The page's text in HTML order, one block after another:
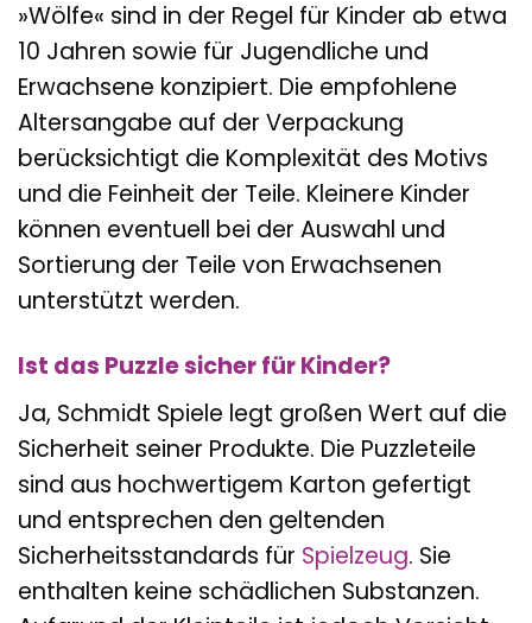
»Wölfe« sind in der Regel für Kinder ab etwa
10 Jahren sowie für Jugendliche und
Erwachsene konzipiert. Die empfohlene
Altersangabe auf der Verpackung
berücksichtigt die Komplexität des Motivs
und die Feinheit der Teile. Kleinere Kinder
können eventuell bei der Auswahl und
Sortierung der Teile von Erwachsenen
unterstützt werden.
Ist das Puzzle sicher für Kinder?
Ja, Schmidt Spiele legt großen Wert auf die
Sicherheit seiner Produkte. Die Puzzleteile
sind aus hochwertigem Karton gefertigt
und entsprechen den geltenden
Sicherheitsstandards für Spielzeug. Sie
enthalten keine schädlichen Substanzen.